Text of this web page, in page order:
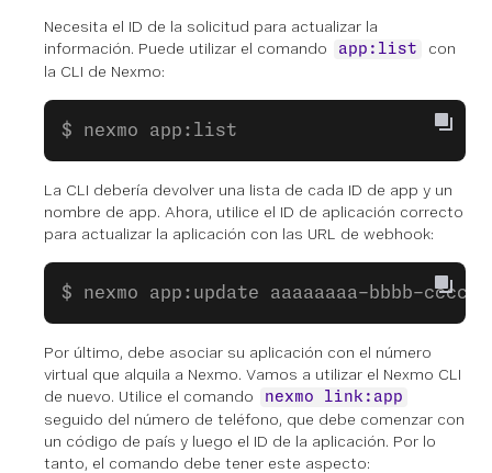
Necesita el ID de la solicitud para actualizar la
información. Puede utilizar el comando
app:list
con
la CLI de Nexmo:
$ nexmo app:list
La CLI debería devolver una lista de cada ID de app y un
nombre de app. Ahora, utilice el ID de aplicación correcto
para actualizar la aplicación con las URL de webhook:
$ nexmo app:update aaaaaaaa-bbbb-
Por último, debe asociar su aplicación con el número
virtual que alquila a Nexmo. Vamos a utilizar el Nexmo CLI
de nuevo. Utilice el comando
nexmo link:app
seguido del número de teléfono, que debe comenzar con
un código de país y luego el ID de la aplicación. Por lo
tanto, el comando debe tener este aspecto: